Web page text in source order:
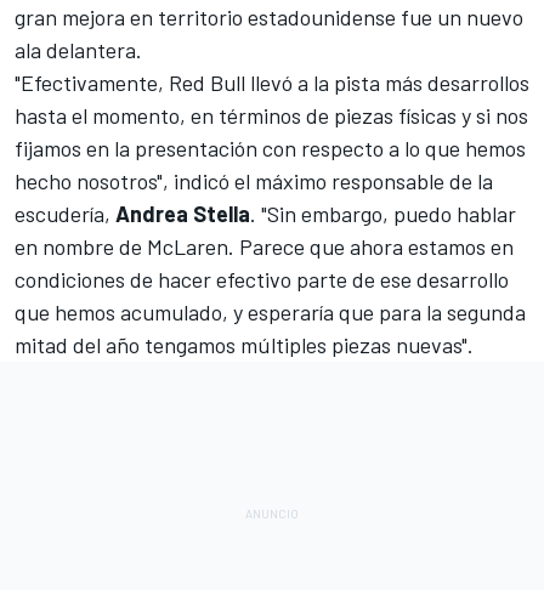
gran mejora en territorio estadounidense fue un nuevo
ala delantera.
"Efectivamente, Red Bull llevó a la pista más desarrollos
hasta el momento, en términos de piezas físicas y si nos
fijamos en la presentación con respecto a lo que hemos
hecho nosotros", indicó el máximo responsable de la
escudería, Andrea Stella. "Sin embargo, puedo hablar
en nombre de McLaren. Parece que ahora estamos en
condiciones de hacer efectivo parte de ese desarrollo
que hemos acumulado, y esperaría que para la segunda
mitad del año tengamos múltiples piezas nuevas".